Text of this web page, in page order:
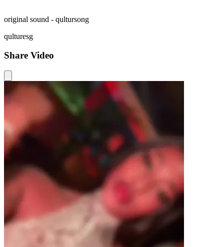
original sound - qultursong
qulturesg
Share Video